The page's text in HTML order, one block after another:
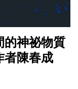
的神祕物質
者陳春成